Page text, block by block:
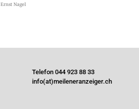
Ernst Nagel
Telefon 044 923 88 33
info(at)meileneranzeiger.ch